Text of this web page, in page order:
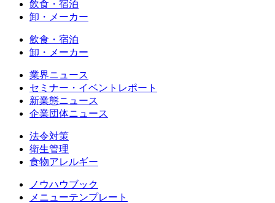
飲食・宿泊
卸・メーカー
飲食・宿泊
卸・メーカー
業界ニュース
セミナー・イベントレポート
新業態ニュース
企業団体ニュース
法令対策
衛生管理
食物アレルギー
ノウハウブック
メニューテンプレート